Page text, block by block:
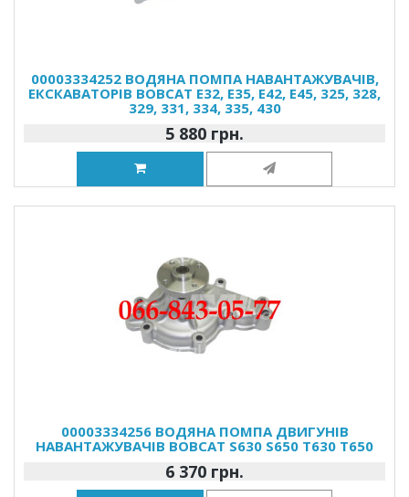
00003334252 ВОДЯНА ПОМПА НАВАНТАЖУВАЧІВ,
ЕКСКАВАТОРІВ BOBCAT E32, E35, E42, E45, 325, 328,
329, 331, 334, 335, 430
5 880 грн.
00003334256 ВОДЯНА ПОМПА ДВИГУНІВ
НАВАНТАЖУВАЧІВ BOBCAT S630 S650 T630 T650
6 370 грн.